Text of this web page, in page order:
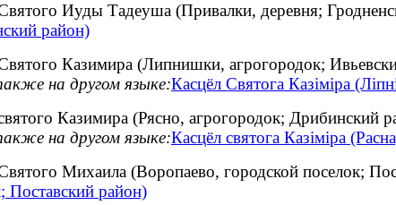
Иуды Тадеуша (Привалки, деревня;
район)
Казимира (Липнишки, агрогородок;
на другом языке:Касцёл Святога Казіміра
Казимира (Рясно, агрогородок; Дрибинский
на другом языке:Касцёл святога Казіміра
Михаила (Воропаево, городской поселок;
Поставский район)